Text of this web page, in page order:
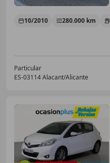
10/2010 280.000 km
Particular
ES-03114 Alacant/Alicante